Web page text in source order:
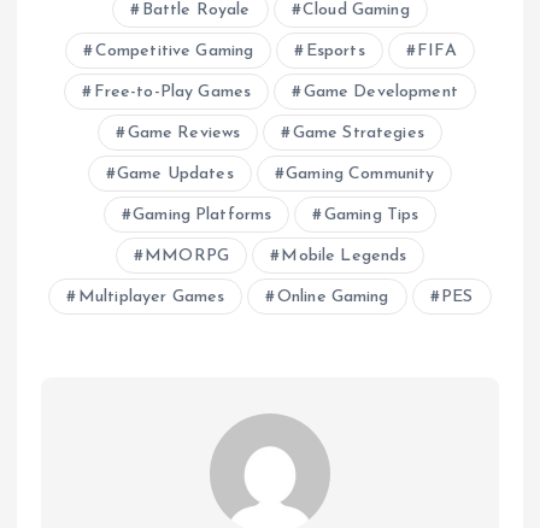
Battle Royale Cloud Gaming
Competitive Gaming Esports FIFA
Free-to-Play Games Game Development
Game Reviews Game Strategies
Game Updates Gaming Community
Gaming Platforms Gaming Tips
MMORPG Mobile Legends
Multiplayer Games Online Gaming PES